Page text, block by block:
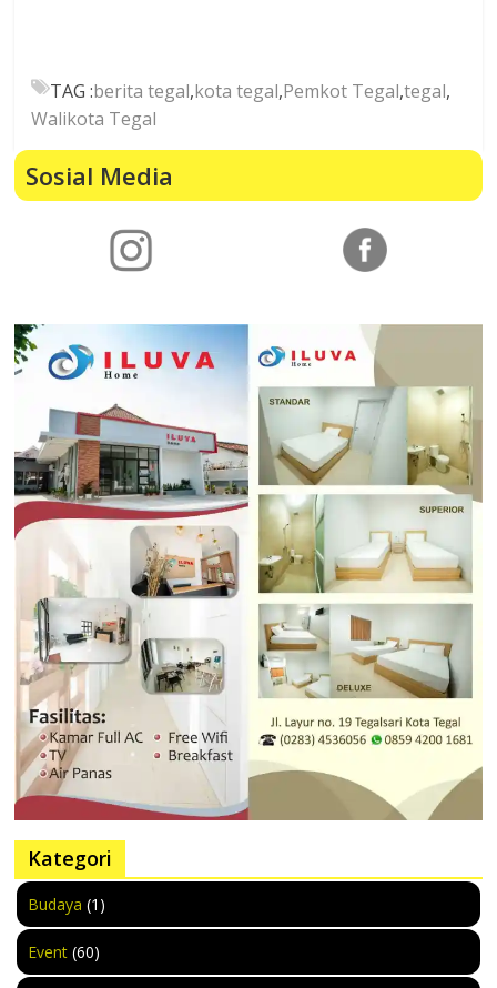
TAG :berita tegal,kota tegal,Pemkot Tegal,tegal,
Walikota Tegal
Sosial Media
Kategori
Budaya (1)
Event (60)